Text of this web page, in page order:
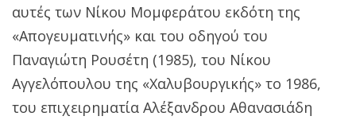
αυτές των Νίκου Μομφεράτου εκδότη της
«Απογευματινής» και του οδηγού του
Παναγιώτη Ρουσέτη (1985), του Νίκου
Αγγελόπουλου της «Χαλυβουργικής» το 1986,
του επιχειρηματία Αλέξανδρου Αθανασιάδη